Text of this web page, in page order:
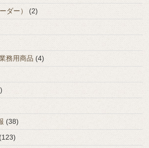
ダー）
(2)
務用商品 (4)
(38)